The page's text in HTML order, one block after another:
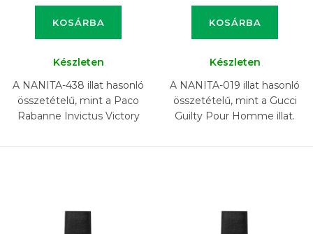
KOSÁRBA
Készleten
A NANITA-438 illat hasonló
összetételű, mint a Paco
Rabanne Invictus Victory
KOSÁRBA
Készleten
A NANITA-019 illat hasonló
összetételű, mint a Gucci
Guilty Pour Homme illat.